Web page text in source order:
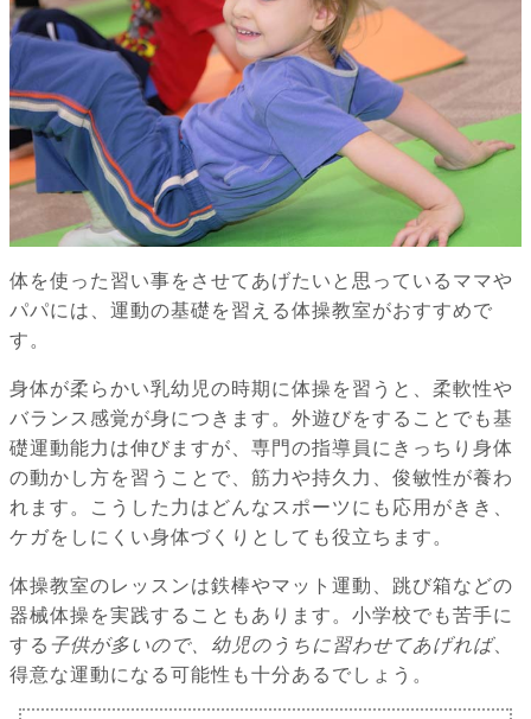
体を使った習い事をさせてあげたいと思っているママや
パパには、運動の基礎を習える体操教室がおすすめで
す。
身体が柔らかい乳幼児の時期に体操を習うと、柔軟性や
バランス感覚が身につきます。外遊びをすることでも基
礎運動能力は伸びますが、専門の指導員にきっちり身体
の動かし方を習うことで、筋力や持久力、俊敏性が養わ
れます。こうした力はどんなスポーツにも応用がきき、
ケガをしにくい身体づくりとしても役立ちます。
体操教室のレッスンは鉄棒やマット運動、跳び箱などの
器械体操を実践することもあります。小学校でも苦手に
する 子供が多いので、 幼児のうちに習わせてあげれば、
得意な運動になる可能性も十分あるでしょう。